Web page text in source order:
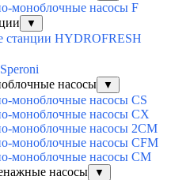
моноблочные насосы F
▼
станции HYDROFRESH
насосы
▼
моноблочные насосы CS
моноблочные насосы CX
моноблочные насосы 2CM
моноблочные насосы CFM
моноблочные насосы CM
насосы
▼